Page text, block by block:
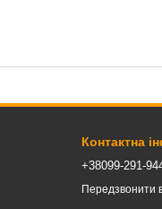
Контактна
+38099-291-
Передзвонити